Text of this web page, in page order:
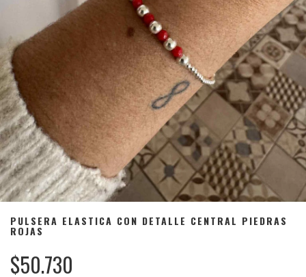
PULSERA ELASTICA CON DETALLE CENTRAL PIEDRAS
ROJAS
$50.730